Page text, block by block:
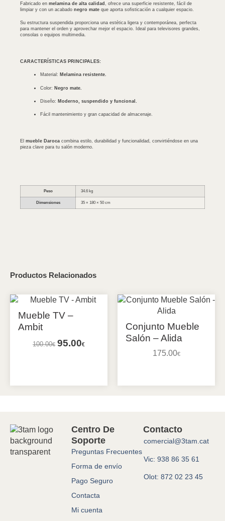
Productos Relacionados
Mueble TV –
Ambit
100.00€ 95.00€
Conjunto Mueble
Salón – Alida
175.00€
Fabricado en melamina de alta calidad
, ofrece una superficie resistente, fácil de
limpiar y con un acabado negro mate que aporta sofisticación a cualquier espacio.
Su estructura suspendida proporciona una estética ligera y contemporánea, perfecta
para mantener el orden y aprovechar mejor el espacio. Ideal para televisores grandes,
consolas o equipos multimedia.
CARACTERÍSTICAS PRINCIPALES:
Material: Melamina resistente.
Color: Negro mate.
Diseño: Moderno, suspendido y funcional.
Fácil mantenimiento y gran capacidad de almacenaje.
El mueble Daroca combina estilo, durabilidad y funcionalidad, convirtiéndose en una
pieza clave para tu salón moderno.
Peso 34.6 kg
Dimensiones 35 × 180 × 50 cm
Contacto
comercial@3tam.cat
Vic: 938 86 35 61
Olot: 872 02 23 45
Centro De
Soporte
Preguntas Frecuentes
Forma de envío
Pago Seguro
Contacta
Mi cuenta